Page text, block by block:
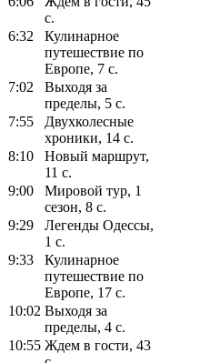
с.
6:32
Кулинарное
путешествие по
Европе, 7 с.
7:02
Выходя за
пределы, 5 с.
7:55
Двухколесные
хроники, 14 с.
8:10
Новый маршрут,
11 с.
9:00
Мировой тур, 1
сезон, 8 с.
9:29
Легенды Одессы,
1 с.
9:33
Кулинарное
путешествие по
Европе, 17 с.
10:02 Выходя за
пределы, 4 с.
10:55 Ждем в гости, 43